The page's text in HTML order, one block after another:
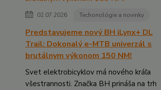
02.07.2026 Techonológie a novinky
Predstavujeme nový BH iLynx+ DL
Trail: Dokonalý e-MTB univerzál s
brutálnym výkonom 150 NM!
Svet elektrobicyklov má nového kráľa
všestrannosti. Značka BH prináša na trh